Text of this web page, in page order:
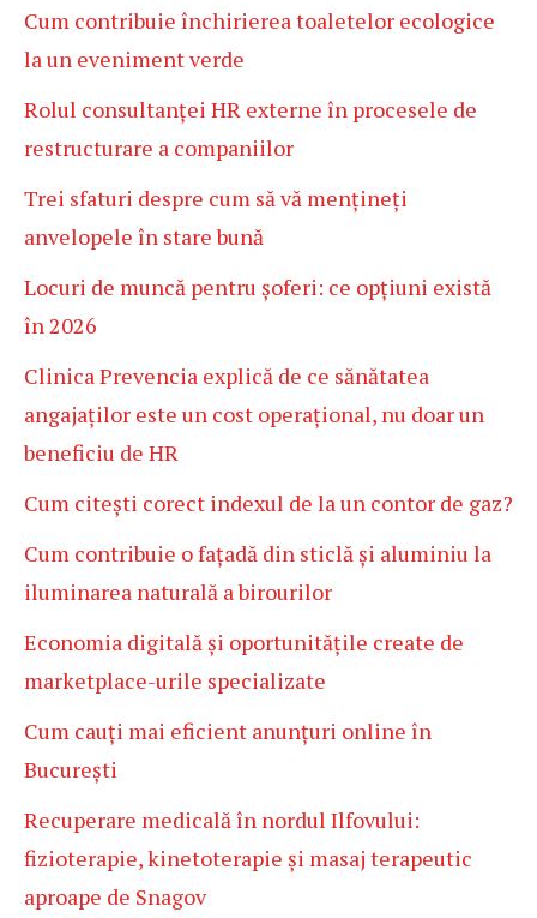
Cum contribuie închirierea toaletelor ecologice
la un eveniment verde
Rolul consultanței HR externe în procesele de
restructurare a companiilor
Trei sfaturi despre cum să vă mențineți
anvelopele în stare bună
Locuri de muncă pentru șoferi: ce opțiuni există
în 2026
Clinica Prevencia explică de ce sănătatea
angajaților este un cost operațional, nu doar un
beneficiu de HR
Cum citești corect indexul de la un contor de gaz?
Cum contribuie o fațadă din sticlă și aluminiu la
iluminarea naturală a birourilor
Economia digitală și oportunitățile create de
marketplace-urile specializate
Cum cauți mai eficient anunțuri online în
București
Recuperare medicală în nordul Ilfovului:
fizioterapie, kinetoterapie și masaj terapeutic
aproape de Snagov